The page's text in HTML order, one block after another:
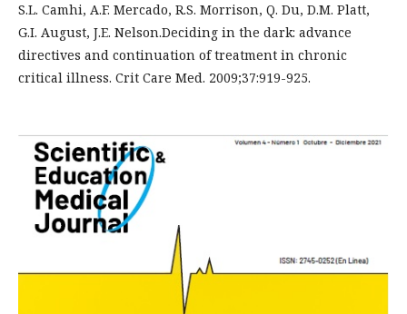
S.L. Camhi, A.F. Mercado, R.S. Morrison, Q. Du, D.M. Platt,
G.I. August, J.E. Nelson.Deciding in the dark: advance
directives and continuation of treatment in chronic
critical illness. Crit Care Med. 2009;37:919-925.